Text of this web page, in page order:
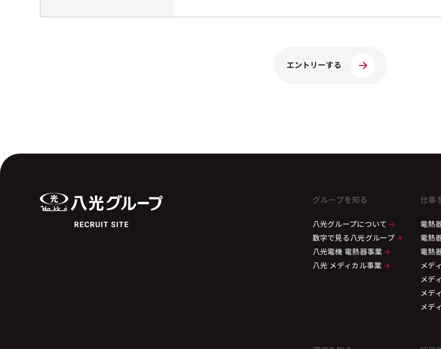
エントリーする
グループを知る
八光グループについて
数字で見る八光グループ
八光電機 電熱器事業
八光 メディカル事業
仕事
電熱
電熱
電熱
メデ
メデ
メデ
メデ